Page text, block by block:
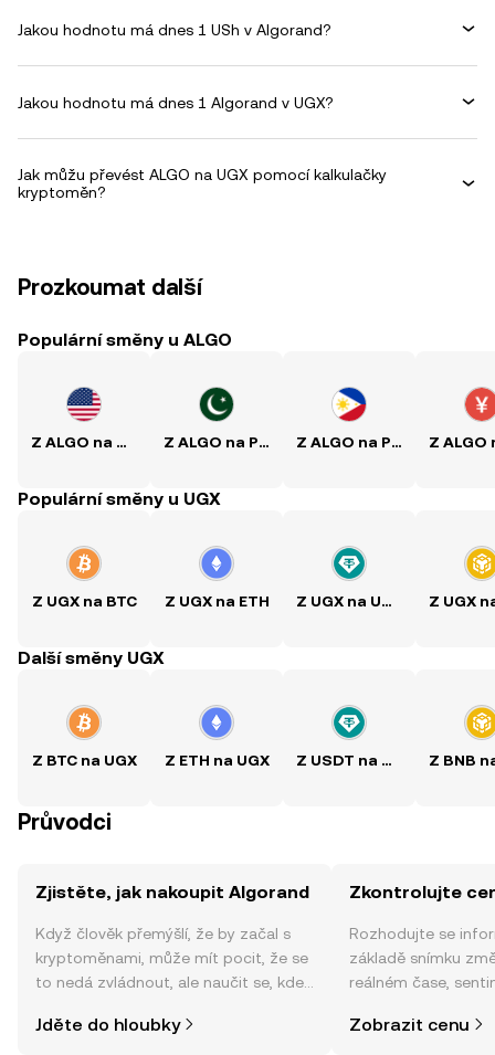
Jakou hodnotu má dnes 1 USh v Algorand?
Jakou hodnotu má dnes 1 Algorand v UGX?
Jak můžu převést ALGO na UGX pomocí kalkulačky
kryptoměn?
Prozkoumat další
Populární směny u ALGO
Z ALGO na USD Z ALGO na PKR Z ALGO na PHP
Populární směny u UGX
Z UGX na BTC Z UGX na ETH Z UGX na USDT
Další směny UGX
Z BTC na UGX Z ETH na UGX Z USDT na UGX
Průvodci
Zjistěte, jak nakoupit Algorand
Když člověk přemýšlí, že by začal s
kryptoměnami, může mít pocit, že se
to nedá zvládnout, ale naučit se, kde
jednodušší, než si myslíte. Odstartujte
Jděte do hloubky
Zkontrolujte
Rozhodujte se
základě snímku
reálném čase,
Zobrazit cenu